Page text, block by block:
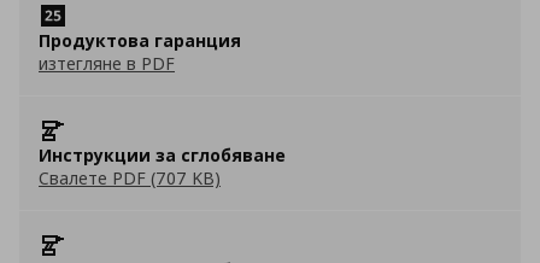
Продуктова гаранция
изтегляне в PDF
Инструкции за сглобяване
Свалете PDF (707 KB)